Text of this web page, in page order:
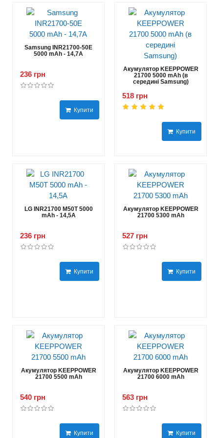
Samsung INR21700-50E
5000 mAh - 14,7А
236 грн
Купити
Акумулятор KEEPPOWER
21700 5000 mAh (в
середині Samsung)
518 грн
Купити
LG INR21700 M50T 5000
mAh - 14,5А
236 грн
Купити
Акумулятор KEEPPOWER
21700 5300 mAh
527 грн
Купити
Акумулятор KEEPPOWER
21700 5500 mAh
540 грн
Купити
Акумулятор KEEPPOWER
21700 6000 mAh
563 грн
Купити